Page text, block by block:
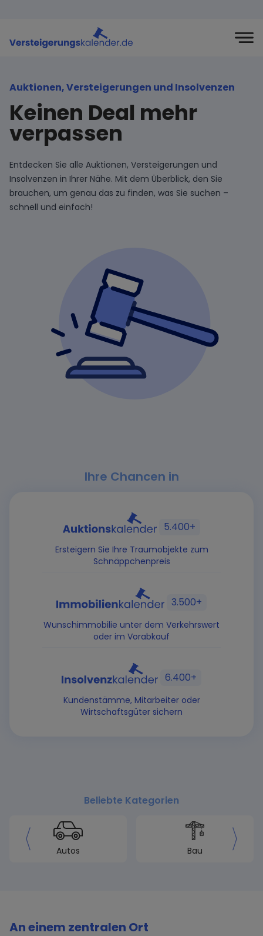
Auktionen, Versteigerungen und Insolvenzen
Keinen Deal mehr
verpassen
Entdecken Sie alle Auktionen, Versteigerungen und
Insolvenzen in Ihrer Nähe. Mit dem Überblick, den Sie
brauchen, um genau das zu finden, was Sie suchen –
schnell und einfach!
Ihre Chancen in
5.400+
Ersteigern Sie Ihre Traumobjekte zum
Schnäppchenpreis
3.500+
Wunschimmobilie unter dem Verkehrswert
oder im Vorabkauf
6.400+
Kundenstämme, Mitarbeiter oder
Wirtschaftsgüter sichern
Beliebte Kategorien
Autos Bau
An einem zentralen Ort